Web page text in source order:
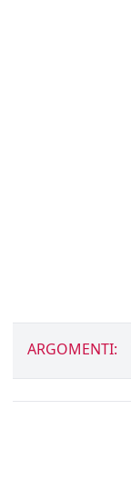
ARGOMENTI: